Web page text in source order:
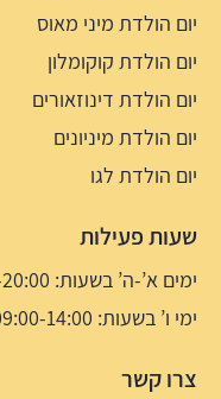
יום הולדת מיני מאוס
יום הולדת קוקומלון
יום הולדת דינוזאורים
יום הולדת מיניונים
יום הולדת לגו
שעות פעילות
ימים א’-ה’ בשעות: 09:00-20:00
ימי ו’ בשעות: 09:00-14:00
צרו קשר